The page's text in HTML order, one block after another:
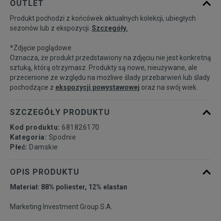
Powiadom o
M
Powiadom o
dostępności
dostępności
OUTLET
Produkt pochodzi z końcówek aktualnych kolekcji, ubiegłych
sezonów lub z ekspozycji. Szczegóły.
*Zdjęcie poglądowe
Oznacza, że produkt przedstawiony na zdjęciu nie jest konkretną
sztuką, którą otrzymasz. Produkty są nowe, nieużywane, ale
przecenione ze względu na możliwe ślady przebarwień lub ślady
pochodzące z ekspozycji powystawowej oraz na swój wiek.
SZCZEGÓŁY PRODUKTU
Kod produktu: 681826170
Kategoria: Spodnie
Płeć: Damskie
OPIS PRODUKTU
Materiał: 88% poliester, 12% elastan
Marketing Investment Group S.A.